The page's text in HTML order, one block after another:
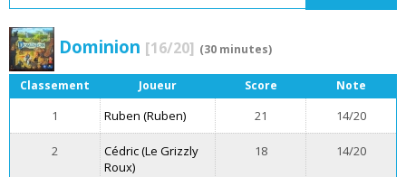
Dominion [16/20] (30 minutes)
Classement Joueur Score Note
1 Ruben (Ruben) 21 14/20
2
Cédric (Le Grizzly
Roux)
18 14/20